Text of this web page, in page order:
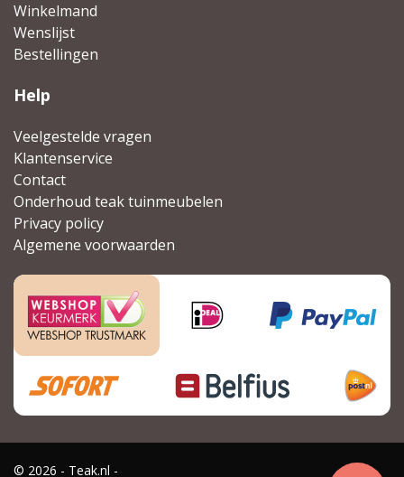
Winkelmand
Wenslijst
Bestellingen
Help
Veelgestelde vragen
Klantenservice
Contact
Onderhoud teak tuinmeubelen
Privacy policy
Algemene voorwaarden
© 2026 - Teak.nl -